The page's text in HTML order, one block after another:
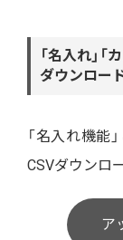
「名入れ」
ダウンロー
「名入れ機能
CSVダウンロ
ア